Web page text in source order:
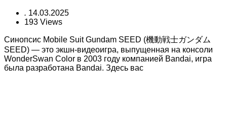
. 14.03.2025
193 Views
Синопсис Mobile Suit Gundam SEED (機動戦士ガンダム
SEED) — это экшн-видеоигра, выпущенная на консоли
WonderSwan Color в 2003 году компанией Bandai, игра
была разработана Bandai. Здесь вас